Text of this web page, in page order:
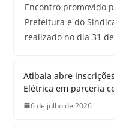
Encontro promovido
Prefeitura e do
realizado no dia 31 de
Atibaia abre
Elétrica em parceria
6 de julho de 2026